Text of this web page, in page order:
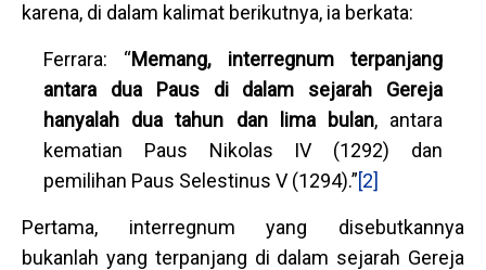
karena, di dalam kalimat berikutnya, ia berkata:
Ferrara: “Memang, interregnum terpanjang
antara dua Paus di dalam sejarah Gereja
hanyalah dua tahun dan lima bulan, antara
kematian Paus Nikolas IV (1292) dan
pemilihan Paus Selestinus V (1294).”[2]
Pertama, interregnum yang disebutkannya
bukanlah yang terpanjang di dalam sejarah Gereja